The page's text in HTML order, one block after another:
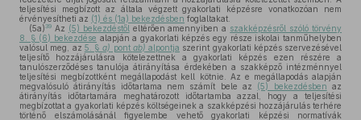
teljesítési megbízott az általa végzett gyakorlati képzésre vonatkozóan nem
érvényesítheti az (1) és (1a) bekezdésben foglaltakat.
(5a) 39 Az (5) bekezdéstől eltérően amennyiben a szakképzésről szóló törvény
8. § (6) bekezdése alapján a gyakorlati képzés egy része iskolai tanműhelyben
valósul meg, az 5. §a) pont ab) alpontja szerint gyakorlati képzés szervezésével
teljesítő hozzájárulásra kötelezettnek a gyakorlati képzés ezen részére a
tanulószerződéses tanulója átirányítása érdekében a szakképző intézménnyel
teljesítési megbízottként megállapodást kell kötnie. Az e megállapodás alapján
megvalósuló átirányítás időtartama nem számít bele az (5) bekezdésben az
átirányítás időtartamára meghatározott időtartamba azzal, hogy a teljesítési
megbízottat a gyakorlati képzés költségeinek a szakképzési hozzájárulás terhére
történő elszámolásánál figyelembe vehető gyakorlati képzési normatívák